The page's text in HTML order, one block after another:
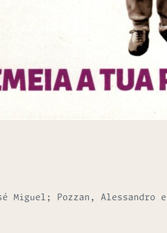
Miguel; Pozzan, Alessandro